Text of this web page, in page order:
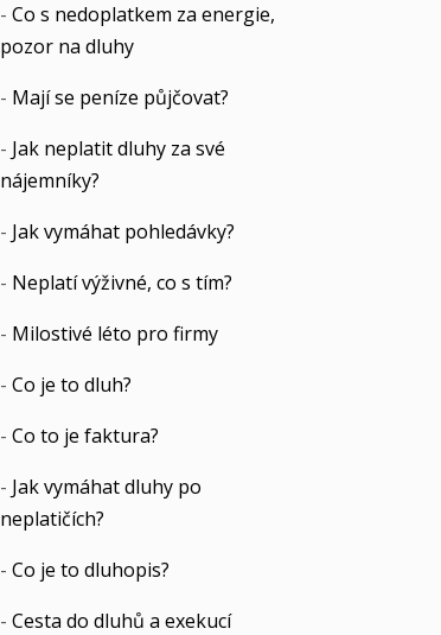
- Co s nedoplatkem za energie,
pozor na dluhy
- Mají se peníze půjčovat?
- Jak neplatit dluhy za své
nájemníky?
- Jak vymáhat pohledávky?
- Neplatí výživné, co s tím?
- Milostivé léto pro firmy
- Co je to dluh?
- Co to je faktura?
- Jak vymáhat dluhy po
neplatičích?
- Co je to dluhopis?
- Cesta do dluhů a exekucí